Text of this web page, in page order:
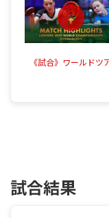
《試合》ワールドツ
試合結果